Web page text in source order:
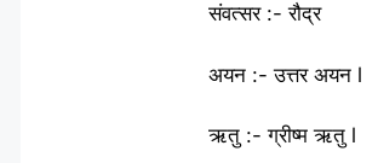
संवत्सर :- रौद्र
अयन :- उत्तर अयन l
ऋतु :- ग्रीष्म ऋतु l